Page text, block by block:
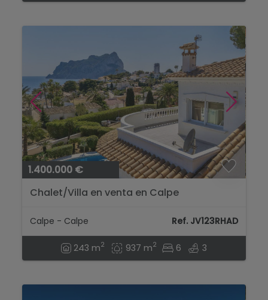
1.400.000 €
Chalet/Villa en venta en Calpe
Calpe - Calpe Ref. JV123RHAD
243 m2 937 m2 6 3